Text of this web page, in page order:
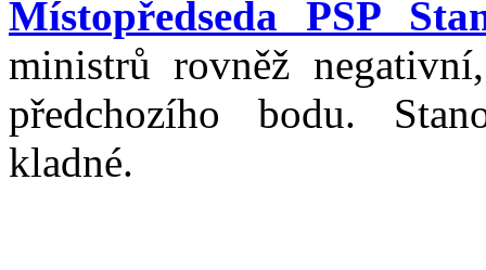
Místopředseda PSP
ministrů rovněž
předchozího bodu.
kladné.